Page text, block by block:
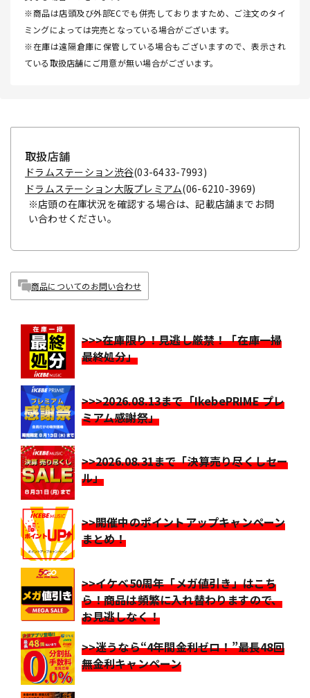
※商品は店頭及び外部ECでも併売しておりますため、ご注文のタイ
ミングによっては完売となっている場合がございます。
※在庫は遠隔倉庫に保管している場合もございますので、表示され
ている取扱店舗にご用意が無い場合がございます。
取扱店舗
ドラムステーション渋谷(03-6433-7993)
ドラムステーション大阪プレミアム(06-6210-3969)
※店頭の在庫状況を確認する場合は、記載店舗までお問
い合わせください。
商品についてのお問い合わせ
>>>在庫限り！見逃し厳禁！「在庫一掃
最終処分」
>>>2026.08.13まで「IkebePRIME プレ
ミアム感謝祭」
>>2026.08.31まで「決算売り尽くしセー
ル」
>>開催中のポイントアップキャンペーン
まとめ！
>>イケベ50周年「メガ値引き」はこち
ら！商品は頻繁に入れ替わりますので、
お見逃しなく！
>>迷うなら“4年間金利ゼロ！”最長48回
無金利キャンペーン